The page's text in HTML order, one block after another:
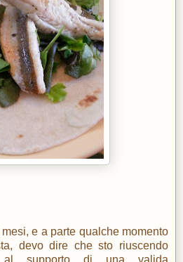
e a parte qualche momento
devo dire che sto riuscendo